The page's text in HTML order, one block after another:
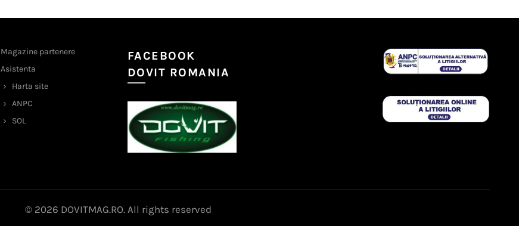
Magazine partenere
Asistenta
Harta site
ANPC
SOL
FACEBOOK
DOVIT ROMANIA
© 2026 DOVITMAG.RO. All rights reserved